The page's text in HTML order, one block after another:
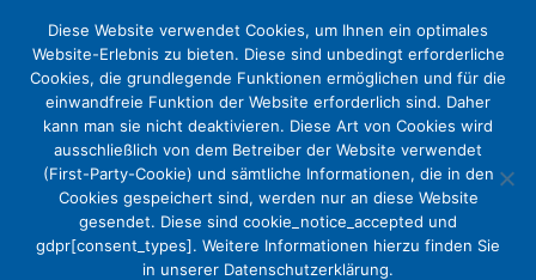
Diese Website verwendet Cookies, um Ihnen ein optimales
Website-Erlebnis zu bieten. Diese sind unbedingt erforderliche
Cookies, die grundlegende Funktionen ermöglichen und für die
einwandfreie Funktion der Website erforderlich sind. Daher
kann man sie nicht deaktivieren. Diese Art von Cookies wird
ausschließlich von dem Betreiber der Website verwendet
(First-Party-Cookie) und sämtliche Informationen, die in den
Cookies gespeichert sind, werden nur an diese Website
gesendet. Diese sind cookie_notice_accepted und
gdpr[consent_types]. Weitere Informationen hierzu finden Sie
in unserer Datenschutzerklärung.